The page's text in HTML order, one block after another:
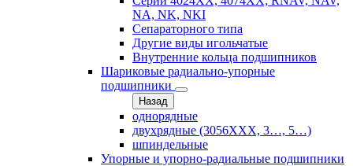
NA, NK, NKI
Сепараторного типа
Другие виды игольчатые
Внутренние кольца подшипников
Шариковые радиально-упорные
подшипники
Назад
однорядные
двухрядные (3056ХХХ, 3…, 5…)
шпиндельные
Упорные и упорно-радиальные подшипники